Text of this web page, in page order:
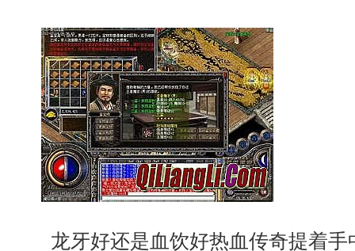
龙牙好还是血饮好热血传奇提着